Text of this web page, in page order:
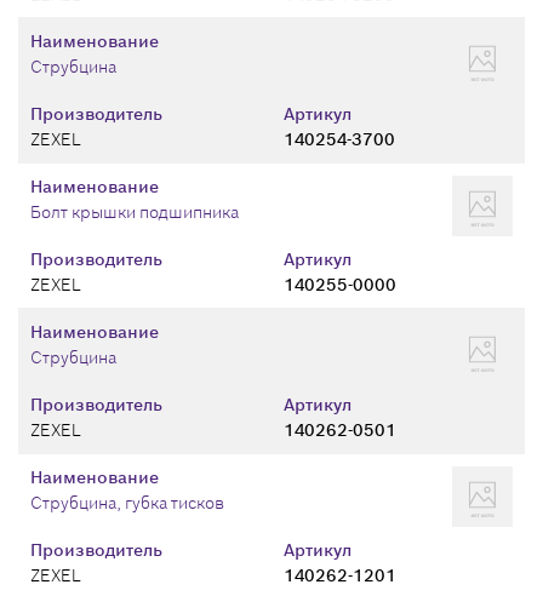
Производитель
ZEXEL
Артикул
140254-3700
Наименование
Струбцина
Производитель
ZEXEL
Артикул
140255-0000
Наименование
Болт крышки подшипника
Производитель
ZEXEL
Артикул
140262-0501
Наименование
Струбцина
Производитель
ZEXEL
Артикул
140262-1201
Наименование
Струбцина, губка тисков